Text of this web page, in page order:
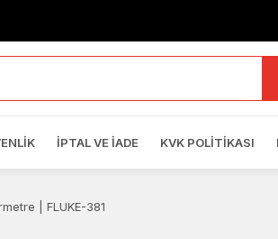
İPTAL VE İADE KVK POLITIKASI
| FLUKE-381